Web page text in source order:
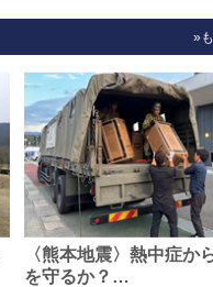
»
〈熊本地震〉熱中症か
を守るか？…